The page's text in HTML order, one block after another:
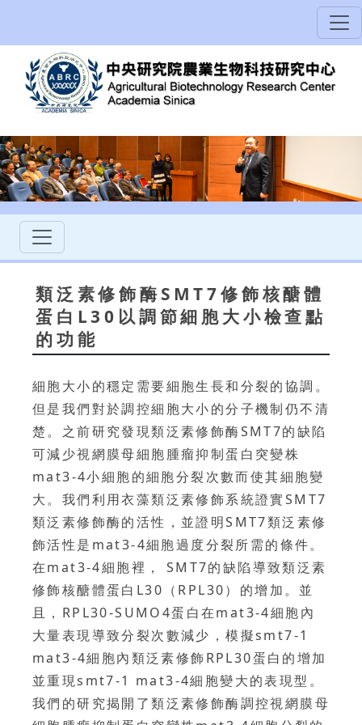
類泛素修飾酶SMT7修飾核醣體
蛋白L30以調節細胞大小檢查點
的功能
細胞大小的穩定需要細胞生長和分裂的協調。
但是我們對於調控細胞大小的分子機制仍不清
楚。之前研究發現類泛素修飾酶SMT7的缺陷
可減少視網膜母細胞腫瘤抑制蛋白突變株
mat3-4小細胞的細胞分裂次數而使其細胞變
大。我們利用衣藻類泛素修飾系統證實SMT7
類泛素修飾酶的活性，並證明SMT7類泛素修
飾活性是mat3-4細胞過度分裂所需的條件。
在mat3-4細胞裡， SMT7的缺陷導致類泛素
修飾核醣體蛋白L30（RPL30）的增加。並
且，RPL30-SUMO4蛋白在mat3-4細胞內
大量表現導致分裂次數減少，模擬smt7-1
mat3-4細胞內類泛素修飾RPL30蛋白的增加
並重現smt7-1 mat3-4細胞變大的表現型。
我們的研究揭開了類泛素修飾酶調控視網膜母